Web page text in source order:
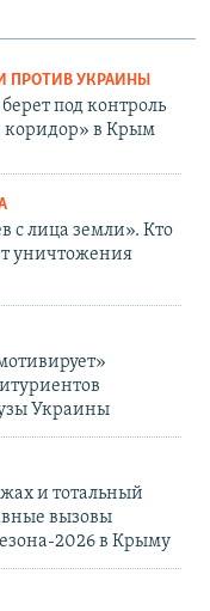
ПРОТИВ УКРАИНЫ
под контроль
коридор» в Крым
с лица земли». Кто
уничтожения
Украины
и тотальный
вызовы
2026 в Крыму